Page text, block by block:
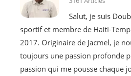
Salut, je suis
sportif et membre de Haiti-
2017. Originaire de Jacmel, je
toujours une passion profonde
passion qui me pousse chaque